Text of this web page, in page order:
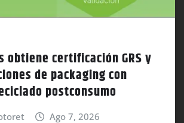
obtiene certificación GRS y
de packaging con
postconsumo
Ago 7, 2026